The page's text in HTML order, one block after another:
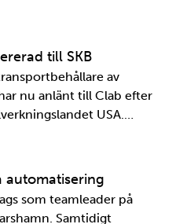
ett så kallat
…
till SKB
av
nu anlänt till Clab efter
USA.
en del av SKB:s
2008 i…
automatisering
som teamleader på
Samtidigt